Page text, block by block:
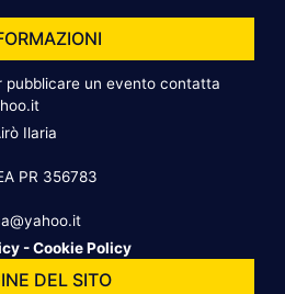
pubblicare un evento contatta
Ilaria
PR 356783
-Cookie Policy
DEL SITO